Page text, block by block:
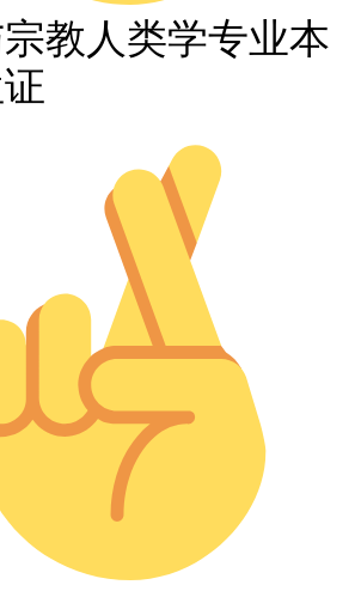
教人类学专业本